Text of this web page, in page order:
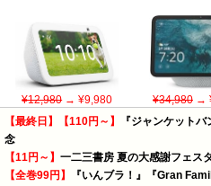
¥12,980→ ¥9,980 ¥34,980→
【最終日】【110円～】
『ジャンケット
念
【11円～】 一二三書房 夏の大感謝フェス
【全巻99円】
『いんブラ！』『Gran